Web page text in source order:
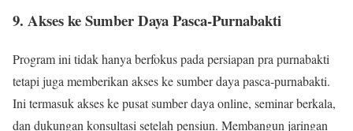
9. Akses ke Sumber Daya Pasca-Purnabakti
Program ini tidak hanya berfokus pada persiapan pra purnabakti
tetapi juga memberikan akses ke sumber daya pasca-purnabakti.
Ini termasuk akses ke pusat sumber daya online, seminar berkala,
dan dukungan konsultasi setelah pensiun. Membangun jaringan